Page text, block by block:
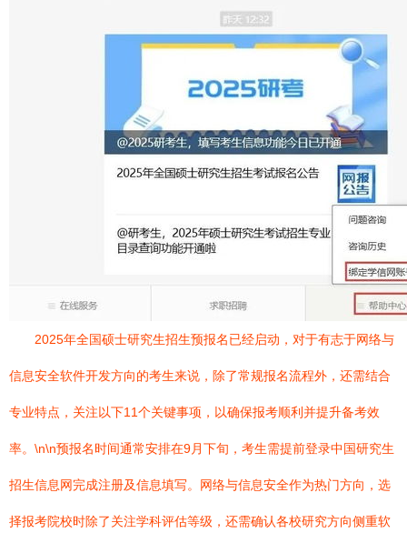
2025年全国硕士研究生招生预报名已经启动，对于有志于网络与
信息安全软件开发方向的考生来说，除了常规报名流程外，还需结合
专业特点，关注以下11个关键事项，以确保报考顺利并提升备考效
率。\n\n预报名时间通常安排在9月下旬，考生需提前登录中国研究生
招生信息网完成注册及信息填写。网络与信息安全作为热门方向，选
择报考院校时除了关注学科评估等级，还需确认各校研究方向侧重软